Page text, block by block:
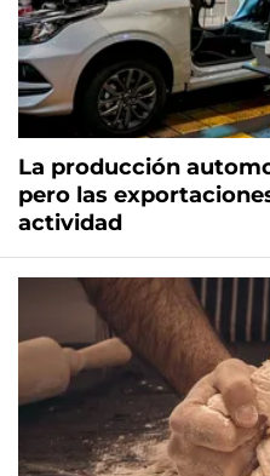
La producción
pero las
actividad